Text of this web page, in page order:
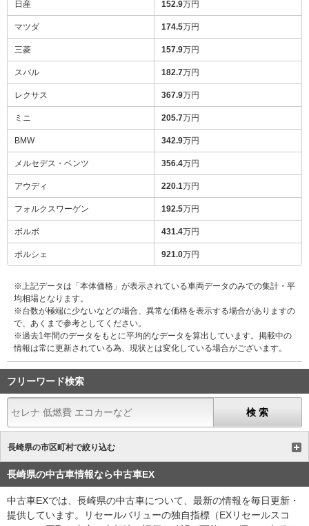
日産 152.9万円
マツダ 174.5万円
三菱 157.9万円
スバル 182.7万円
レクサス 367.9万円
ミニ 205.7万円
BMW 342.9万円
メルセデス・ベンツ 356.4万円
アウディ 220.1万円
フォルクスワーゲン 192.5万円
ボルボ 431.4万円
ポルシェ 921.0万円
※上記データは「本体価格」が表示されている車両データのみでの集計・平
均相場となります。
※台数が極端に少ないなどの場合、異常な価格を表示する場合がありますの
で、あくまで参考としてください。
※過去1年間のデータをもとに平均的なデータを算出しています。掲載中の
情報は常に更新されている為、現状とは変化している場合がございます。
フリーワード検索
長崎県の市区町村で絞り込む
長崎県の中古車情報なら中古車EX
中古車EXでは、長崎県の中古車について、最新の情報を毎日更新・
提供しています。リセールバリューの独自指標（EXリセールスコ